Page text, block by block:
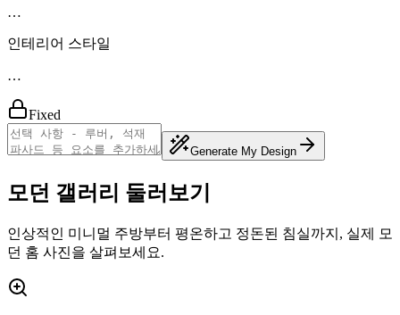
…
인테리어 스타일
…
Fixed
Generate My Design
모던 갤러리 둘러보기
인상적인 미니멀 주방부터 평온하고 정돈된 침실까지, 실제 모
던 홈 사진을 살펴보세요.